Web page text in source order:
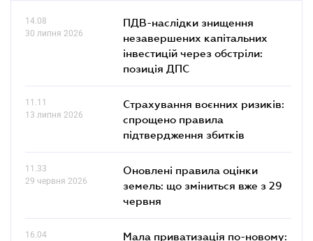
14.08
30 липня 2026
ПДВ-наслідки знищення
незавершених капітальних
інвестицій через обстріли:
позиція ДПС
11.11
13 липня 2026
Страхування воєнних ризиків:
спрощено правила
підтвердження збитків
11.33
29 червня 2026
Оновлені правила оцінки
земель: що зміниться вже з 29
червня
16.04
Мала приватизація по-новому: